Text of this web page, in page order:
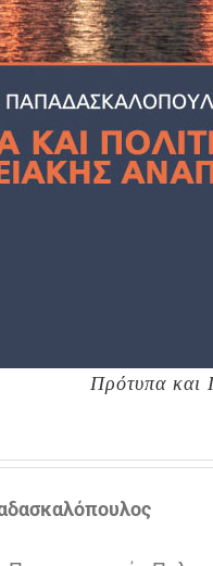
Πρότυπα και